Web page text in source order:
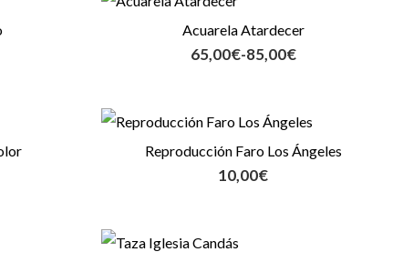
Acuarela Atardecer
65,00€-85,00€
precios:
desde
85,00€
Reproducción Faro Los Ángeles
10,00€